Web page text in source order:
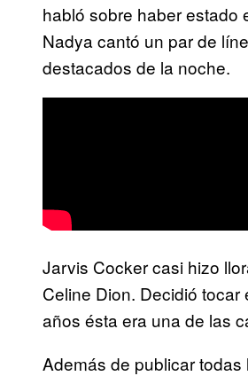
habló sobre haber estado
Nadya cantó un par de
destacados de la noche.
Jarvis Cocker casi hizo
Celine Dion. Decidió
años ésta era una de las
Además de publicar